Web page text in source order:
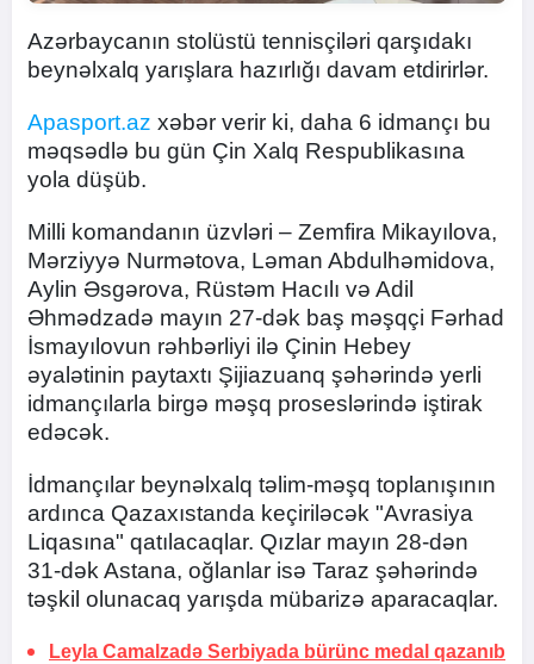
Azərbaycanın stolüstü tennisçiləri qarşıdakı
beynəlxalq yarışlara hazırlığı davam etdirirlər.
Apasport.az xəbər verir ki, daha 6 idmançı bu
məqsədlə bu gün Çin Xalq Respublikasına
yola düşüb.
Milli komandanın üzvləri – Zemfira Mikayılova,
Mərziyyə Nurmətova, Ləman Abdulhəmidova,
Aylin Əsgərova, Rüstəm Hacılı və Adil
Əhmədzadə mayın 27-dək baş məşqçi Fərhad
İsmayılovun rəhbərliyi ilə Çinin Hebey
əyalətinin paytaxtı Şijiazuanq şəhərində yerli
idmançılarla birgə məşq proseslərində iştirak
edəcək.
İdmançılar beynəlxalq təlim-məşq toplanışının
ardınca Qazaxıstanda keçiriləcək "Avrasiya
Liqasına" qatılacaqlar. Qızlar mayın 28-dən
31-dək Astana, oğlanlar isə Taraz şəhərində
təşkil olunacaq yarışda mübarizə aparacaqlar.
Leyla Camalzadə Serbiyada bürünc medal qazanıb